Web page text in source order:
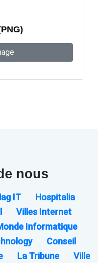
nous
IT
Hospitalia
Villes Internet
Informatique
Conseil
La Tribune
Ville